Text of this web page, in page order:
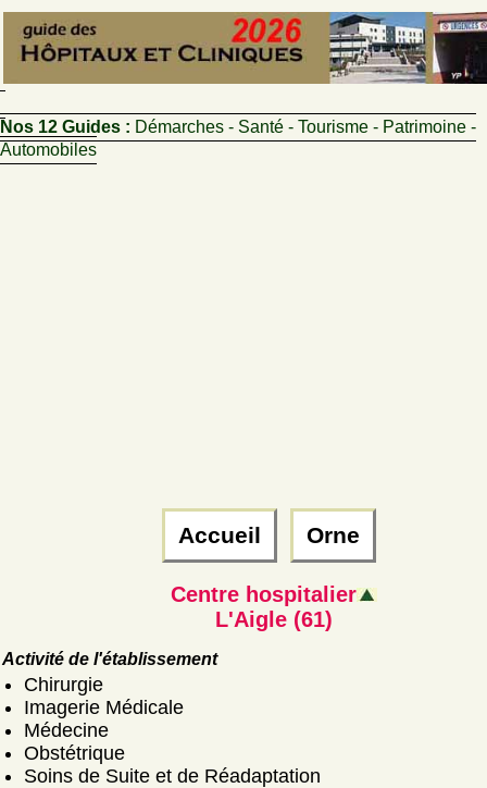
Nos 12 Guides : Démarches - Santé - Tourisme - Patrimoine -
Automobiles
Accueil Orne
Centre hospitalier
L'Aigle (61)
Activité de l'établissement
Chirurgie
Imagerie Médicale
Médecine
Obstétrique
Soins de Suite et de Réadaptation